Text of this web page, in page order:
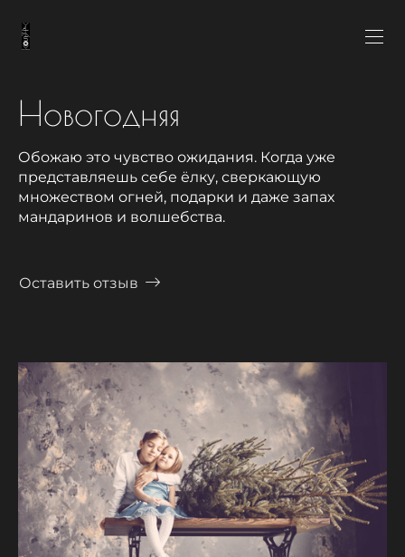
Новогодняя
Обожаю это чувство ожидания. Когда уже
представляешь себе ёлку, сверкающую
множеством огней, подарки и даже запах
мандаринов и волшебства.
Оставить отзыв